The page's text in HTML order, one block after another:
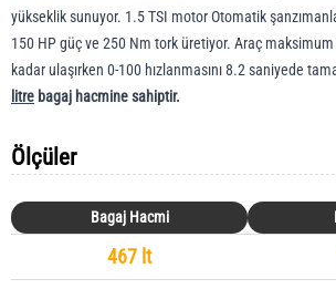
yükseklik sunuyor. 1.5 TSI motor Otomatik
150 HP güç ve 250 Nm tork üretiyor. Araç
kadar ulaşırken 0-100 hızlanmasını 8.2 saniyede
litre bagaj hacmine sahiptir.
Ölçüler
Bagaj Hacmi
467 lt